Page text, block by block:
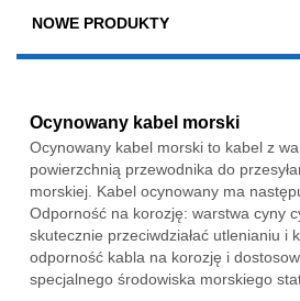
NOWE PRODUKTY
Ocynowany kabel morski
Ocynowany kabel morski to kabel z
powierzchnią przewodnika do
morskiej. Kabel ocynowany ma
Odporność na korozję: warstwa cyny
skutecznie przeciwdziałać utlenianiu i
odporność kabla na korozję i
specjalnego środowiska morskiego